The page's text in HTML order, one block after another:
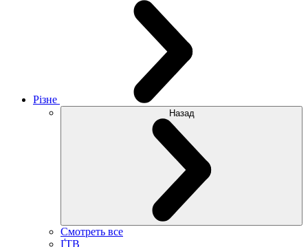
Різне
Назад
Смотреть все
ҐТВ